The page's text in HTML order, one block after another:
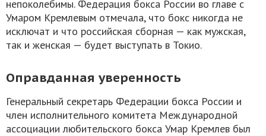
непоколебимы. Федерация бокса России во главе с
Умаром Кремлевым отмечала, что бокс никогда не
исключат и что российская сборная — как мужская,
так и женская — будет выступать в Токио.
Оправданная уверенность
Генеральный секретарь Федерации бокса России и
член исполнительного комитета Международной
ассоциации любительского бокса Умар Кремлев был